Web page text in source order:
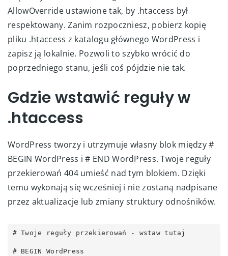
AllowOverride ustawione tak, by .htaccess był
respektowany. Zanim rozpoczniesz, pobierz kopię
pliku .htaccess z katalogu głównego WordPress i
zapisz ją lokalnie. Pozwoli to szybko wrócić do
poprzedniego stanu, jeśli coś pójdzie nie tak.
Gdzie wstawić reguły w
.htaccess
WordPress tworzy i utrzymuje własny blok między #
BEGIN WordPress i # END WordPress. Twoje reguły
przekierowań 404 umieść nad tym blokiem. Dzięki
temu wykonają się wcześniej i nie zostaną nadpisane
przez aktualizacje lub zmiany struktury odnośników.
# Twoje reguły przekierowań - wstaw tutaj
# BEGIN WordPress